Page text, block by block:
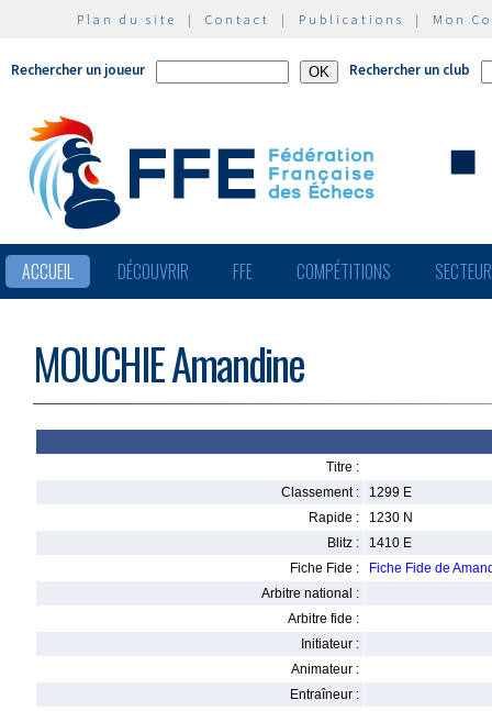
Plan du site | Contact | Publications | Mon
Rechercher un joueur Rechercher un club
ACCUEIL DÉCOUVRIR FFE COMPÉTITIONS
MOUCHIE Amandine
Titre :
Classement :
1299 E
Rapide :
1230 N
Blitz :
1410 E
Fiche Fide :
Fiche Fide de
Arbitre national :
Arbitre fide :
Initiateur :
Animateur :
Entraîneur :